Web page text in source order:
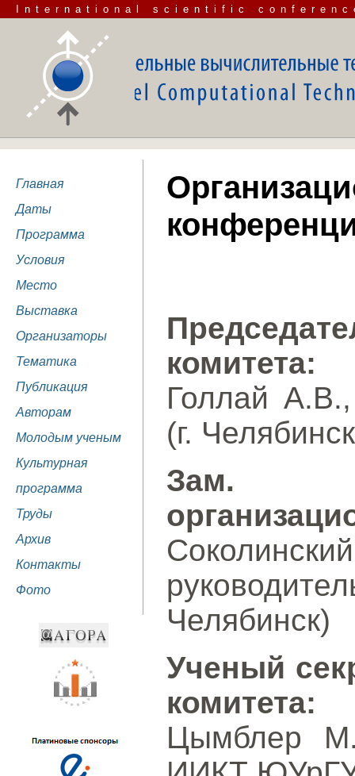
International scientific
Главная
Даты
Программа
Условия
Место
Выставка
Организаторы
Тематика
Публикация
Авторам
Молодым ученым
Культурная
программа
Труды
Архив
Контакты
Фото
комитета:
Голлай
(г.
Зам.
Челябинск)
Ученый
комитета:
Цымблер